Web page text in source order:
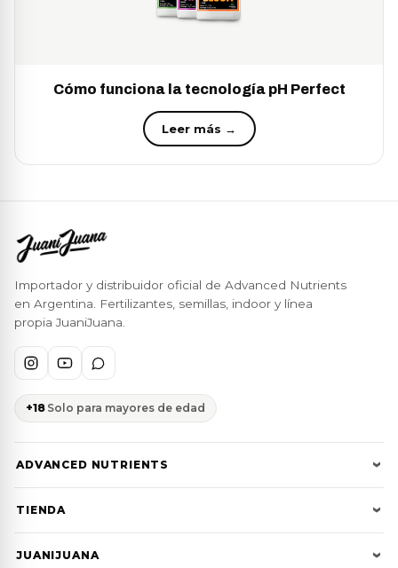
Cómo funciona la tecnología pH Perfect
Leer más →
Importador y distribuidor oficial de Advanced Nutrients
en Argentina. Fertilizantes, semillas, indoor y línea
propia JuaniJuana.
+18 Solo para mayores de edad
ADVANCED NUTRIENTS
Bases pH Perfect
Tablas de cultivo
TIENDA
JUANIJUANA